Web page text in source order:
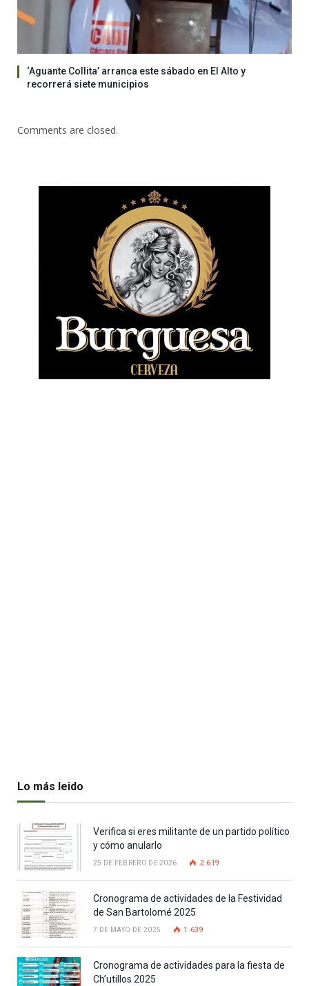
‘Aguante Collita’ arranca este sábado en El Alto y
recorrerá siete municipios
Comments are closed.
Lo más leido
Verifica si eres militante de un partido político
y cómo anularlo
25 DE FEBRERO DE 2026 2.619
Cronograma de actividades de la Festividad
de San Bartolomé 2025
7 DE MAYO DE 2025 1.639
Cronograma de actividades para la fiesta de
Ch’utillos 2025